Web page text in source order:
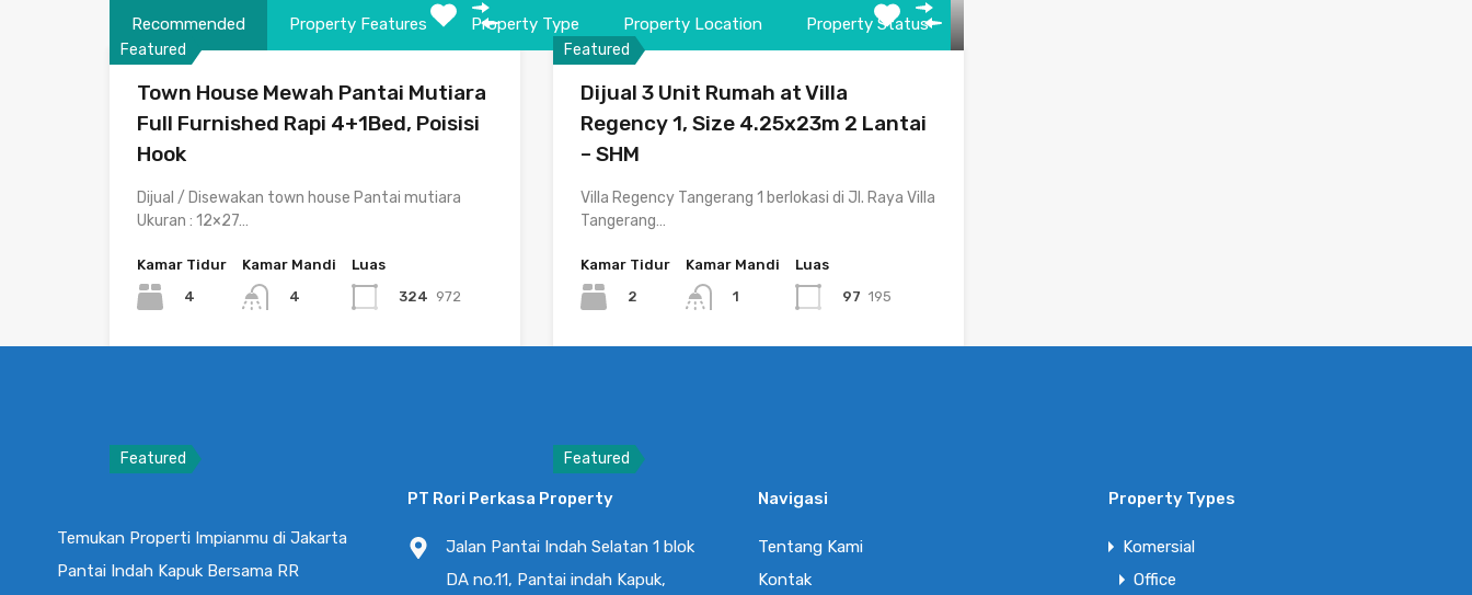
Recommended Property Features Property Type Property Location Property Status
Featured
Town House Mewah Pantai Mutiara
Full Furnished Rapi 4+1Bed, Poisisi
Hook
Dijual / Disewakan town house Pantai mutiara
Ukuran : 12×27…
Kamar Tidur
4
Kamar Mandi
4
Luas
324 972
Featured
Dijual 3 Unit Rumah at Villa
Regency 1, Size 4.25x23m 2 Lantai
– SHM
Villa Regency Tangerang 1 berlokasi di Jl. Raya Villa
Tangerang…
Kamar Tidur
2
Kamar Mandi
1
Luas
97 195
Featured
Kavling Ebony Golf Pantai Indah
Kapuk, Luas 792m View Danau
Hadap Barat, Ekslusif Cluster
Featured
Rumah Milenial PIK – Cluster
Murah, Lokasi Sudah Ramai
Temukan Properti Impianmu di Jakarta
Pantai Indah Kapuk Bersama RR
PT Rori Perkasa Property
Jalan Pantai Indah Selatan 1 blok
DA no.11, Pantai indah Kapuk,
Navigasi
Tentang Kami
Kontak
Property Types
Komersial
Office